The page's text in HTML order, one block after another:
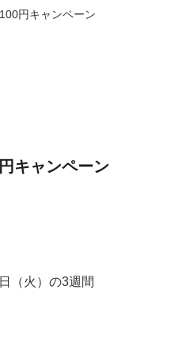
円キャンペーン
キャンペーン
（火）の3週間